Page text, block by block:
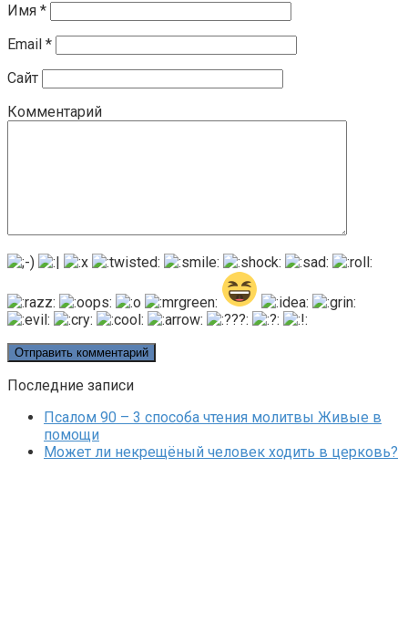
Имя *
Email *
Сайт
Комментарий
Последние записи
Псалом 90 – 3 способа чтения молитвы Живые в
помощи
Может ли некрещёный человек ходить в церковь?